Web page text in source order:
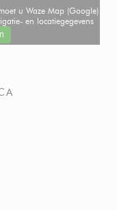
u Waze Map (Google)
en locatiegegevens